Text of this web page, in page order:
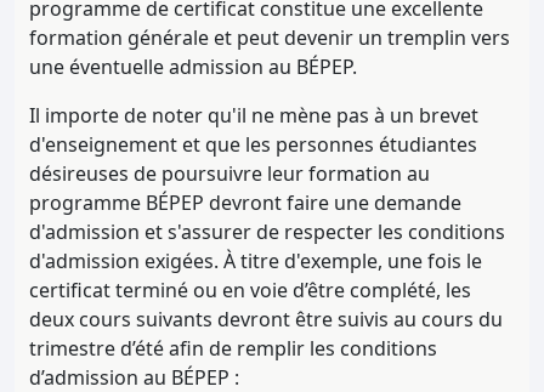
programme de certificat constitue une excellente
formation générale et peut devenir un tremplin vers
une éventuelle admission au BÉPEP.
Il importe de noter qu'il ne mène pas à un brevet
d'enseignement et que les personnes étudiantes
désireuses de poursuivre leur formation au
programme BÉPEP devront faire une demande
d'admission et s'assurer de respecter les conditions
d'admission exigées. À titre d'exemple, une fois le
certificat terminé ou en voie d’être complété, les
deux cours suivants devront être suivis au cours du
trimestre d’été afin de remplir les conditions
d’admission au BÉPEP :